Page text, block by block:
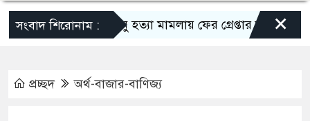
সংবাদ শিরোনাম :তনু হত্যা মামলায় ফের গ্রেপ্তার সাবেক ×
প্রচ্ছদ অর্থ-বাজার-বাণিজ্য